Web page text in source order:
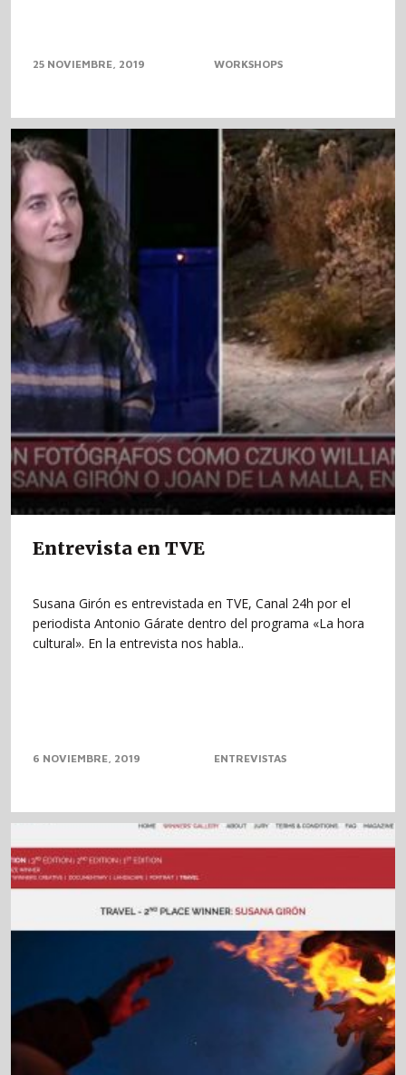
25 NOVIEMBRE, 2019 WORKSHOPS
Entrevista en TVE
Susana Girón es entrevistada en TVE, Canal 24h por el
periodista Antonio Gárate dentro del programa «La hora
cultural». En la entrevista nos habla..
6 NOVIEMBRE, 2019 ENTREVISTAS